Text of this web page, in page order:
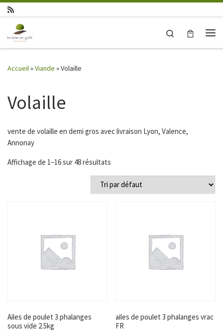
Skip to content
Search
Accueil»Viande »Volaille
Volaille
vente de volaille en demi gros avec livraison Lyon, Valence,
Annonay
Affichage de 1–16 sur 48 résultats
Ailes de poulet 3 phalanges
sous vide 2.5kg
ailes de poulet 3 phalanges vrac
FR